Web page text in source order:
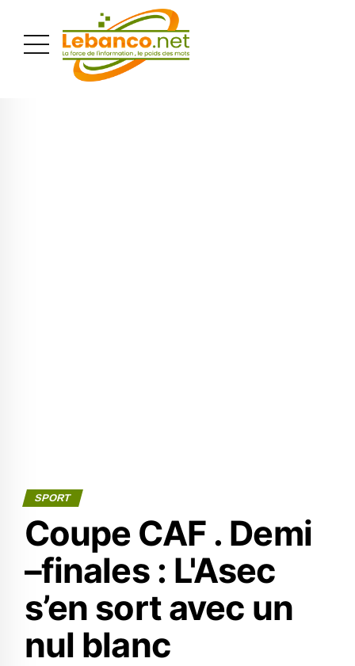
SPORT
Coupe CAF . Demi
–finales : L'Asec
s’en sort avec un
nul blanc